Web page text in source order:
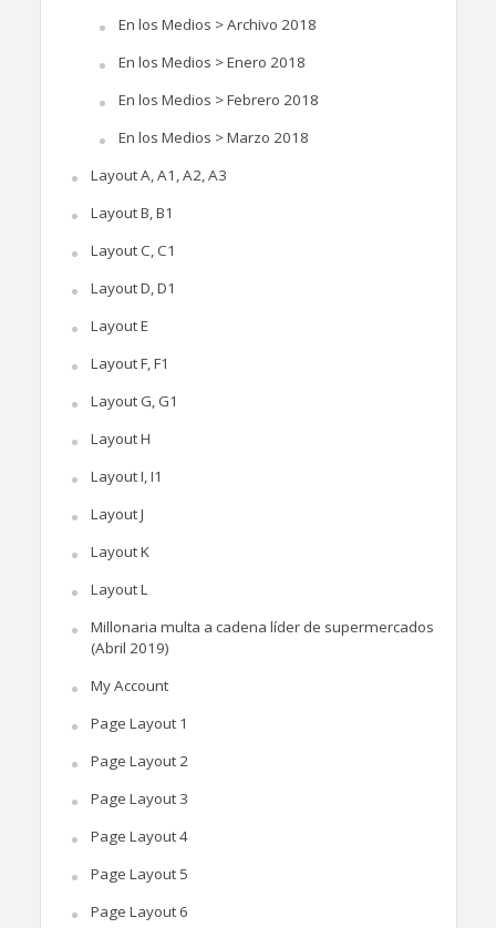
En los Medios > Archivo 2018
En los Medios > Enero 2018
En los Medios > Febrero 2018
En los Medios > Marzo 2018
Layout A, A1, A2, A3
Layout B, B1
Layout C, C1
Layout D, D1
Layout E
Layout F, F1
Layout G, G1
Layout H
Layout I, I1
Layout J
Layout K
Layout L
Millonaria multa a cadena líder de supermercados
(Abril 2019)
My Account
Page Layout 1
Page Layout 2
Page Layout 3
Page Layout 4
Page Layout 5
Page Layout 6